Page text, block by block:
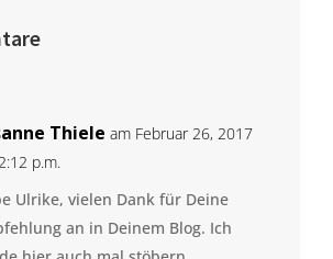
Thiele am Februar 26, 2017
p.m.
Ulrike, vielen Dank für Deine
an in Deinem Blog. Ich